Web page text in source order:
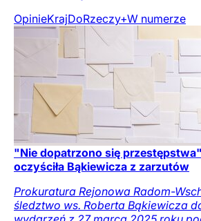
OpinieKrajDoRzeczy+W numerze
"Nie dopatrzono się
oczyściła Bąkiewicza z zarzutów
Prokuratura Rejonowa Radom-
śledztwo ws. Roberta Bąkiewicza